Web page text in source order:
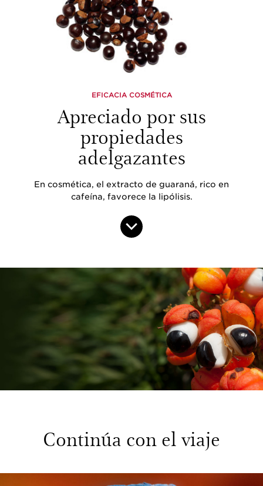
EFICACIA COSMÉTICA
Apreciado por sus
propiedades
adelgazantes
En cosmética, el extracto de guaraná, rico en
cafeína, favorece la lipólisis.
Continúa con el viaje